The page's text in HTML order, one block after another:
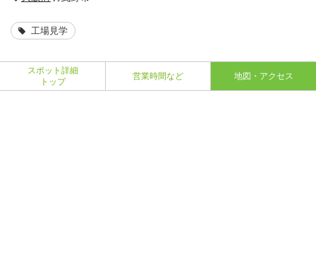
工場見学
スポット詳細
トップ
営業時間など 地図・アクセス